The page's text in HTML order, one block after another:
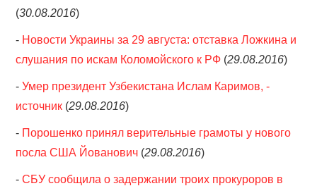
(30.08.2016)
- Новости Украины за 29 августа: отставка Ложкина и
слушания по искам Коломойского к РФ (29.08.2016)
-Умер президент Узбекистана Ислам Каримов, -
источник (29.08.2016)
- Порошенко принял верительные грамоты у нового
посла США Йованович (29.08.2016)
-СБУ сообщила о задержании троих прокуроров в